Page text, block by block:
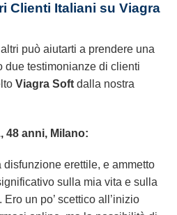
Clienti Italiani su Viagra
può aiutarti a prendere una
due testimonianze di clienti
Viagra Soft dalla nostra
48 anni, Milano:
disfunzione erettile, e ammetto
sulla mia vita e sulla
un po’ scettico all’inizio